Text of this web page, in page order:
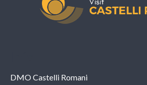
DMO Castelli Romani